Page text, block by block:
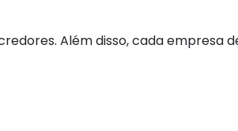
Além disso, cada empresa